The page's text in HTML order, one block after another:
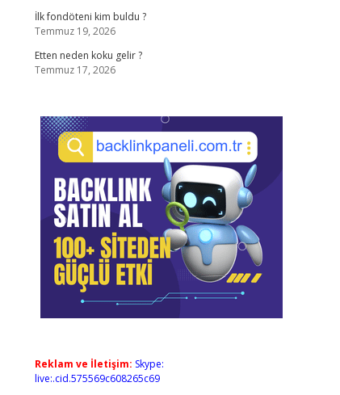
İlk fondöteni kim buldu ?
Temmuz 19, 2026
Etten neden koku gelir ?
Temmuz 17, 2026
Reklam ve İletişim: Skype:
live:.cid.575569c608265c69